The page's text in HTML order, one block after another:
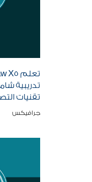
تدريبية
تقنيات
جرافيكس